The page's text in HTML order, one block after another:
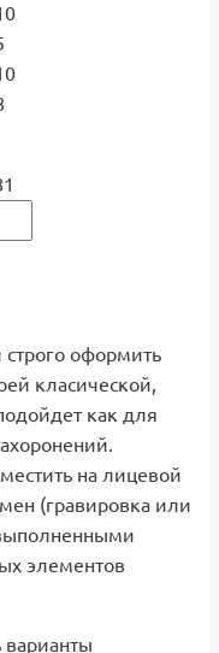
оформить
класической,
как для
на лицевой
(гравировка или
элементов
варианты